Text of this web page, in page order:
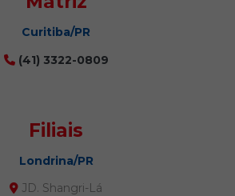
Curitiba/PR
(41) 3322-0809
Filiais
Londrina/PR
JD. Shangri-Lá